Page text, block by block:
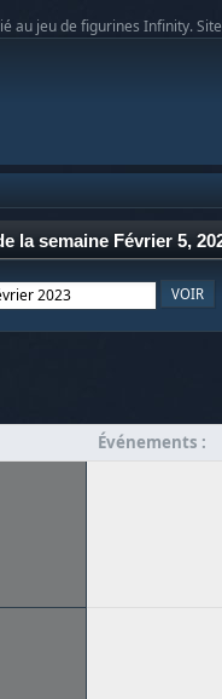
au jeu de figurines Infinity.
la semaine Février 5,
Événements :